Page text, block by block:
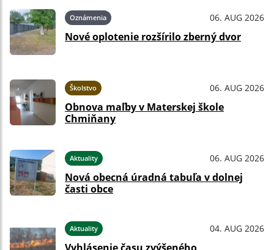
Oznámenia 06. AUG 2026
Nové oplotenie rozšírilo zberný dvor
Školstvo 06. AUG 2026
Obnova maľby v Materskej škole
Chmiňany
Aktuality 06. AUG 2026
Nová obecná úradná tabuľa v dolnej
časti obce
Aktuality 04. AUG 2026